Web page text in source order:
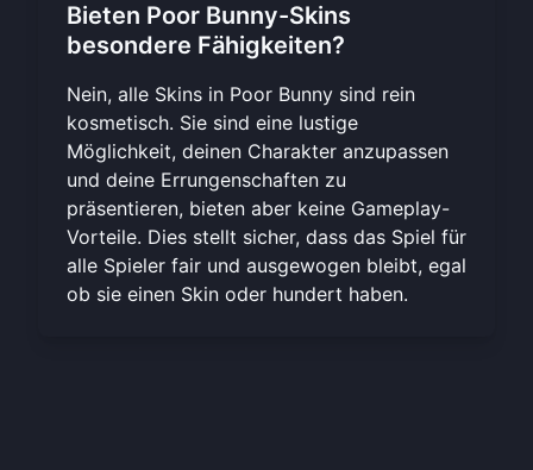
Bieten Poor Bunny-Skins
besondere Fähigkeiten?
Nein, alle Skins in Poor Bunny sind rein
kosmetisch. Sie sind eine lustige
Möglichkeit, deinen Charakter anzupassen
und deine Errungenschaften zu
präsentieren, bieten aber keine Gameplay-
Vorteile. Dies stellt sicher, dass das Spiel für
alle Spieler fair und ausgewogen bleibt, egal
ob sie einen Skin oder hundert haben.